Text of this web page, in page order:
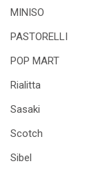
MINISO
PASTORELLI
POP MART
Rialitta
Sasaki
Scotch
Sibel